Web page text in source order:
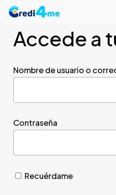
Skip
mainAccede a
Nombre de usuario o
Contraseña
Recuérdame